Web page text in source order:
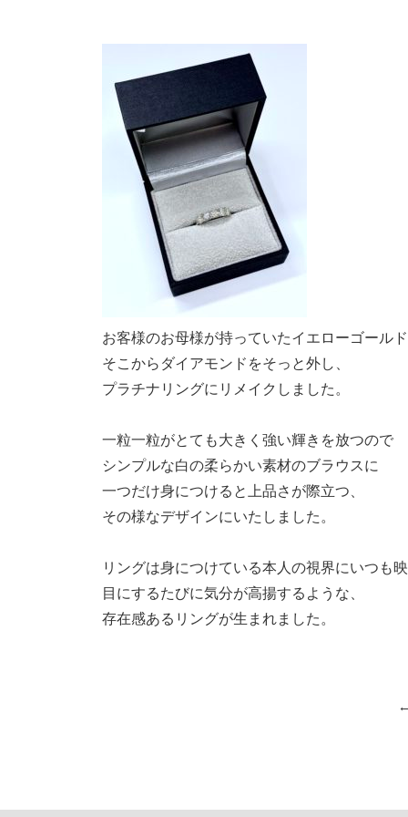
お客様のお母様が持っていたイエローゴール
そこからダイアモンドをそっと外し、
プラチナリングにリメイクしました。
一粒一粒がとても大きく強い輝きを放つので
シンプルな白の柔らかい素材のブラウスに
一つだけ身につけると上品さが際立つ、
その様なデザインにいたしました。
リングは身につけている本人の視界にいつも
目にするたびに気分が高揚するような、
存在感あるリングが生まれました。